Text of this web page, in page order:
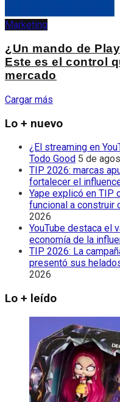
Marketing
¿Un mando de
Este es el control
mercado
Cargar más
Lo + nuevo
¿El streaming en
Todo Good 5 de
TIP 2026: marcas
fortalecer el
Yape explicó en TIP
funcional a construir
2026
YouTube destaca el
economía de la
TIP 2026: La
presentó sus
2026
Lo + leído